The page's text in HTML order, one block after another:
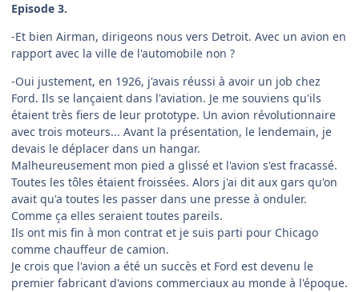
Episode 3.
-Et bien Airman, dirigeons nous vers Detroit. Avec un avion en
rapport avec la ville de l'automobile non ?
-Oui justement, en 1926, j'avais réussi à avoir un job chez
Ford. Ils se lançaient dans l'aviation. Je me souviens qu'ils
étaient très fiers de leur prototype. Un avion révolutionnaire
avec trois moteurs... Avant la présentation, le lendemain, je
devais le déplacer dans un hangar.
Malheureusement mon pied a glissé et l'avion s'est fracassé.
Toutes les tôles étaient froissées. Alors j'ai dit aux gars qu'on
avait qu'a toutes les passer dans une presse à onduler.
Comme ça elles seraient toutes pareils.
Ils ont mis fin à mon contrat et je suis parti pour Chicago
comme chauffeur de camion.
Je crois que l'avion a été un succès et Ford est devenu le
premier fabricant d'avions commerciaux au monde à l'époque.